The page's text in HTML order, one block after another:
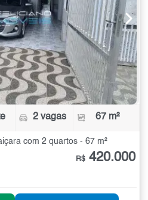
2 vagas 67 m²
com 2 quartos - 67 m²
R$ 420.000